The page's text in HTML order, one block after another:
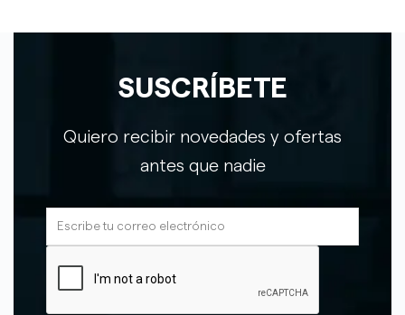
SUSCRÍBETE
Quiero recibir novedades y ofertas
antes que nadie